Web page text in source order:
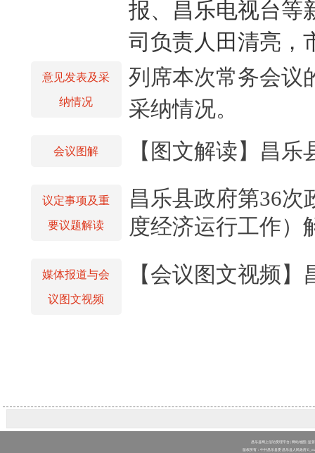
报、昌乐电视台等
司负责人田清亮，
意见发表及采
纳情况
列席本次常务会议
采纳情况。
会议图解 【图文解读】昌
议定事项及重
要议题解读
昌乐县政府第36次
度经济运行工作）
媒体报道与会
议图文视频
【会议图文视频
昌乐县网上信访受理平台 网站地图 | 监
版权所有：中共昌乐县委 昌乐县人民政府